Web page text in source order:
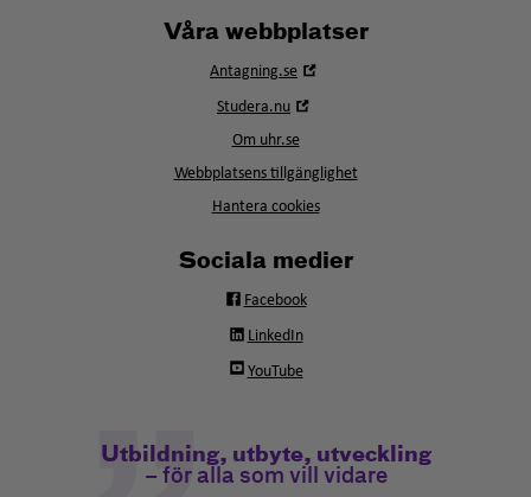
Våra webbplatser
Antagning.se
Studera.nu
fönster
Om uhr.se
Webbplatsens tillgänglighet
Hantera cookies
Sociala medier
Facebook
LinkedIn
YouTube
Utbildning, utbyte, utveckling
– för alla som vill vidare